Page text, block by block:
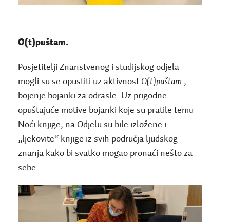
O(t)puštam.
Posjetitelji Znanstvenog i studijskog odjela
mogli su se opustiti uz aktivnost O(t)puštam.,
bojenje bojanki za odrasle. Uz prigodne
opuštajuće motive bojanki koje su pratile temu
Noći knjige, na Odjelu su bile izložene i
„ljekovite“ knjige iz svih područja ljudskog
znanja kako bi svatko mogao pronaći nešto za
sebe.